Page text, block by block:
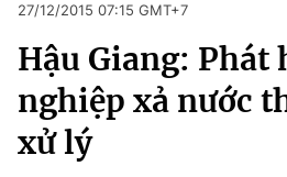
Chuyên mục
Chính trị
Xã hội
Pháp luật
Thể thao
Truyền hình
Văn hóa - Giải trí
27/12/2015 07:15 GMT+7
Hậu Giang: Phát
nghiệp xả nước
xử lý